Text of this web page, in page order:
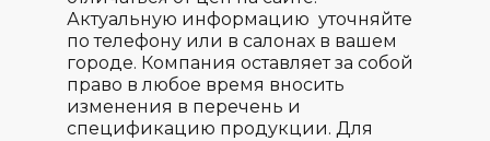
Актуальную информацию уточняйте
по телефону или в салонах в вашем
городе. Компания оставляет за собой
право в любое время вносить
изменения в перечень и
спецификацию продукции. Для